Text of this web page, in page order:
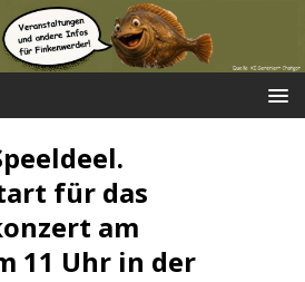
für das
am
11 Uhr in der